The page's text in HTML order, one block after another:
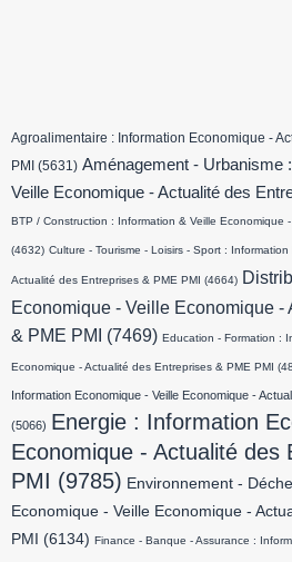
Agroalimentaire : Information Economique -
PMI (5631) Aménagement - Urbanisme
Veille Economique - Actualité des
BTP / Construction : Information & Veille Economique
(4632) Culture - Tourisme - Loisirs - Sport :
Actualité des Entreprises & PME PMI (4664)
Economique - Veille Economique -
& PME PMI
(7469) Education - Formation :
Economique - Actualité des Entreprises & PME PMI
Information Economique - Veille Economique -
(5066) Energie : Information
Economique - Actualité des
PMI (9785) Environnement -
Economique - Veille Economique -
PMI
(6134) Finance - Banque - Assurance :